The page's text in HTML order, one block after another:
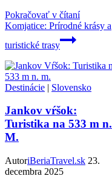
Pokračovať v čítaní
Komjatice: Prírodné krásy a
turistické trasy
Destinácie | Slovensko
Jankov vŕšok:
Turistika na 533 m n.
M.
AutoriBeriaTravel.sk 23.
decembra 2025